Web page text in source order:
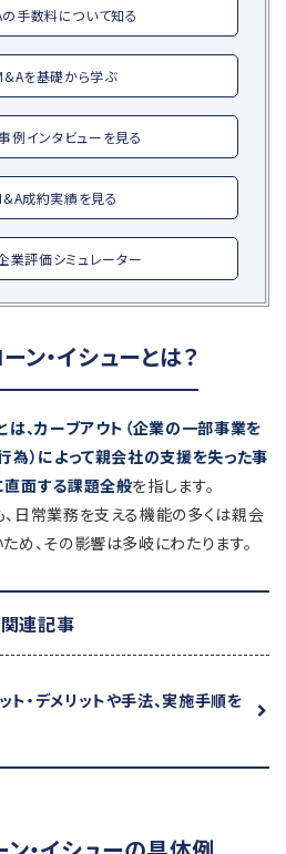
手数料について知る
を基礎から学ぶ
例インタビューを見る
成約実績を見る
業評価シミュレーター
ン・イシューとは？
は、カーブアウト（企業の一部事業を
為）によって親会社の支援を失った事
直面する課題全般を指します。
日常業務を支える機能の多くは親会
め、その影響は多岐にわたります。
関連記事
ト・デメリットや手法、実施手順を